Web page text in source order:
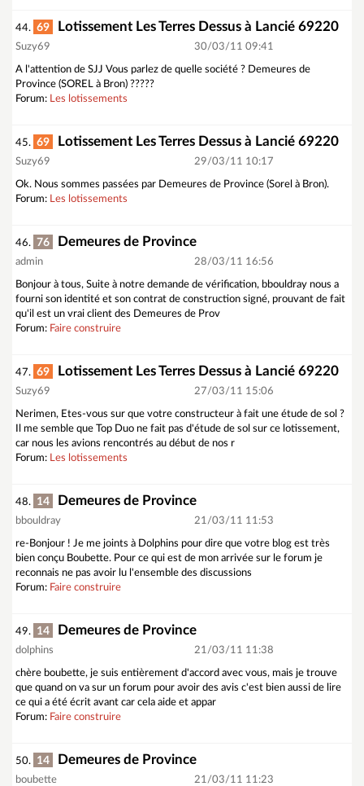
44. 69 Lotissement Les Terres Dessus à Lancié 69220
Suzy69 30/03/11 09:41
A l'attention de SJJ Vous parlez de quelle société ? Demeures de
Province (SOREL à Bron) ?????
Forum: Les lotissements
45. 69 Lotissement Les Terres Dessus à Lancié 69220
Suzy69 29/03/11 10:17
Ok. Nous sommes passées par Demeures de Province (Sorel à Bron).
Forum: Les lotissements
46. 76 Demeures de Province
admin 28/03/11 16:56
Bonjour à tous, Suite à notre demande de vérification, bbouldray nous a
fourni son identité et son contrat de construction signé, prouvant de fait
qu'il est un vrai client des Demeures de Prov
Forum: Faire construire
47. 69 Lotissement Les Terres Dessus à Lancié 69220
Suzy69 27/03/11 15:06
Nerimen, Etes-vous sur que votre constructeur à fait une étude de sol ?
Il me semble que Top Duo ne fait pas d'étude de sol sur ce lotissement,
car nous les avions rencontrés au début de nos r
Forum: Les lotissements
48. 14 Demeures de Province
bbouldray 21/03/11 11:53
re-Bonjour ! Je me joints à Dolphins pour dire que votre blog est très
bien conçu Boubette. Pour ce qui est de mon arrivée sur le forum je
reconnais ne pas avoir lu l'ensemble des discussions
Forum: Faire construire
49. 14 Demeures de Province
dolphins 21/03/11 11:38
chère boubette, je suis entièrement d'accord avec vous, mais je trouve
que quand on va sur un forum pour avoir des avis c'est bien aussi de lire
ce qui a été écrit avant car cela aide et appar
Forum: Faire construire
50. 14 Demeures de Province
boubette 21/03/11 11:23